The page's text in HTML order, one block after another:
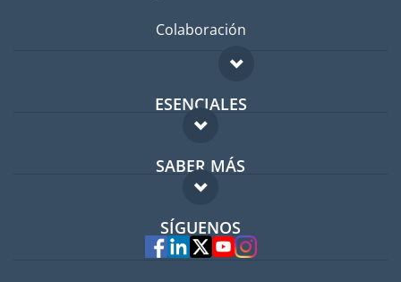
Colaboración
ESENCIALES
Foro para expatriados
Guía para expatriados
Trabajos en el extranjero
SABER MÁS
FAQ
Expertos
SÍGUENOS